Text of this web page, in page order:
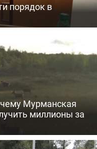
порядок в
Мурманская
миллионы за